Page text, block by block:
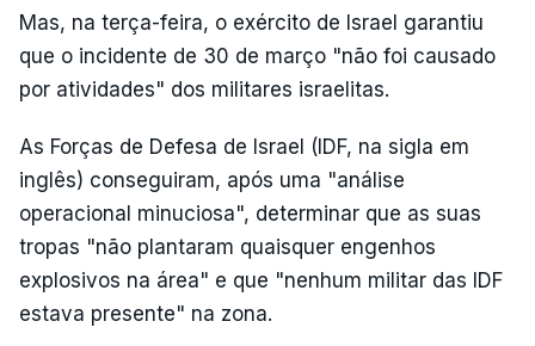
Mas, na terça-feira, o exército de Israel garantiu
que o incidente de 30 de março "não foi causado
por atividades" dos militares israelitas.
As Forças de Defesa de Israel (IDF, na sigla em
inglês) conseguiram, após uma "análise
operacional minuciosa", determinar que as suas
tropas "não plantaram quaisquer engenhos
explosivos na área" e que "nenhum militar das IDF
estava presente" na zona.